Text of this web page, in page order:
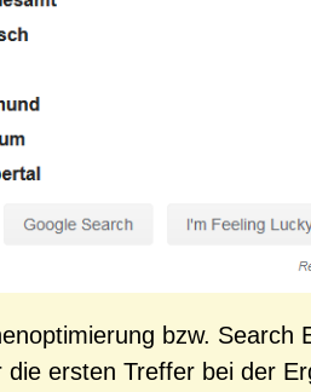
bzw. Search
ersten Treffer bei der